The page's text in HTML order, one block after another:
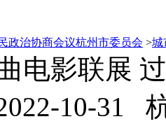
政治协商会议杭州市委员会 >城
电影联展
10-31